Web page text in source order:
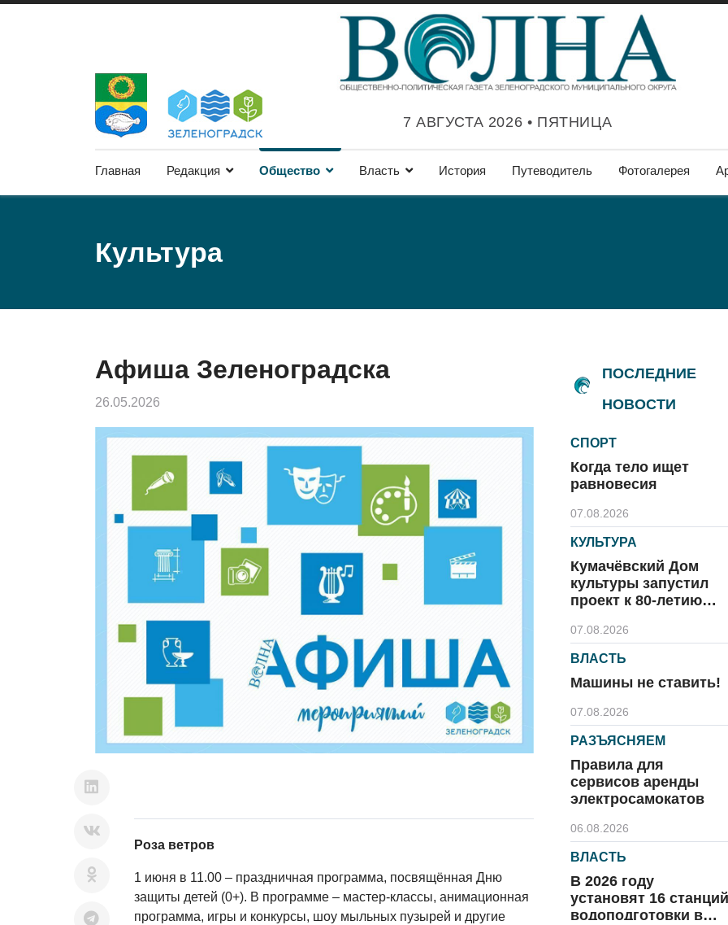
7 АВГУСТА 2026 • ПЯТНИЦА
Главная Редакция Общество Власть История Путеводитель Фотогалерея
Культура
Афиша Зеленоградска
26.05.2026
Роза ветров
1 июня в 11.00 – праздничная программа, посвящённая Дню
защиты детей (0+). В программе – мастер-классы, анимационная
программа, игры и конкурсы, шоу мыльных пузырей и другие
ПОСЛЕДНИЕ
НОВОСТИ
СПОРТ
Когда тело ищет
равновесия
07.08.2026
КУЛЬТУРА
Кумачёвский Дом
культуры запустил
проект к 80-летию
07.08.2026
ВЛАСТЬ
Машины не ставить!
07.08.2026
РАЗЪЯСНЯЕМ
Правила для
сервисов аренды
электросамокатов
06.08.2026
ВЛАСТЬ
В 2026 году
установят 16 станций
водоподготовки в